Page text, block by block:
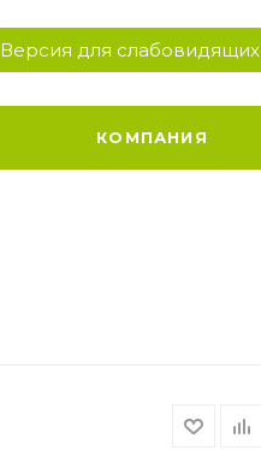
Версия для слабовидящих
КОМПАНИЯ